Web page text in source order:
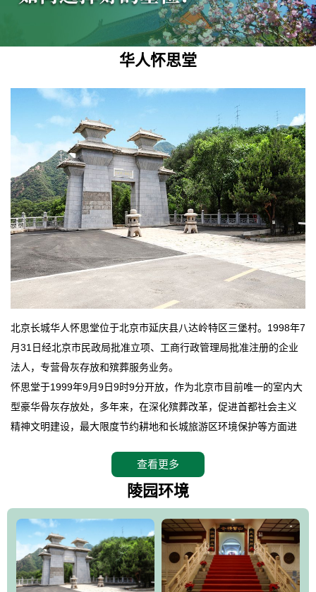
华人怀思堂
北京长城华人怀思堂位于北京市延庆县八达岭特区三堡村。1998年7
月31日经北京市民政局批准立项、工商行政管理局批准注册的企业
法人，专营骨灰存放和殡葬服务业务。
怀思堂于1999年9月9日9时9分开放，作为北京市目前唯一的室内大
型豪华骨灰存放处，多年来，在深化殡葬改革，促进首都社会主义
精神文明建设，最大限度节约耕地和长城旅游区环境保护等方面进
怀思堂辖区面积15万平方米，整体建筑面积5．8万平方米。主体建
筑有：怀思堂豪华墓室、礼祭大厅、随缘阁、百家姓觅宗长廊等。
仲、无字碑、香灯等。典型的仿秦、汉建筑风格。蓝色的琉璃瓦屋
顶，朱砂红的门、窗、柱、墙，汉白玉雕刻的雄狮、华表，花岗岩
铺成的路面和台阶，洒落其间的花卉、松柏与万里长城浑然一体、
气势宏伟、古朴端庄、别具一格。怀思堂大殿入口两侧是用蜡染技
查看更多
陵园环境